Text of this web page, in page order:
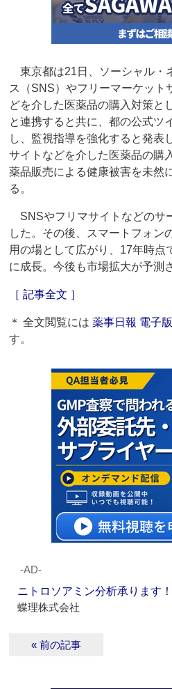
東京都は21日、ソーシャル・
ス（SNS）やフリーマーケット
どを介した医薬品の購入対策と
と連携すると共に、都の公式ツ
し、監視指導を強化すると発表
サイトなどを介した医薬品の購
薬品販売による健康被害を未然
る。
SNSやフリマサイトなどのサ
した。その後、スマートフォン
用の場として広がり、17年時点
に成長。今後も市場拡大が予測
［ 記事全文 ］
＊ 全文閲覧には薬事日報 電子
す。
‐AD‐
ニトロソアミン分析承ります
蝶理株式会社
« 前の記事